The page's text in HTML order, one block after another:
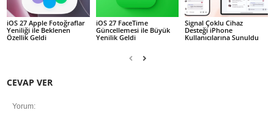
iOS 27 Apple Fotoğraflar
Yeniliği ile Beklenen
Özellik Geldi
iOS 27 FaceTime
Güncellemesi ile Büyük
Yenilik Geldi
Signal Çoklu Cihaz
Desteği iPhone
Kullanıcılarına Sunuldu
CEVAP VER